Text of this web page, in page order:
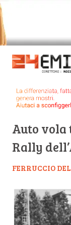
Auto
Rally
FERRUCCIO